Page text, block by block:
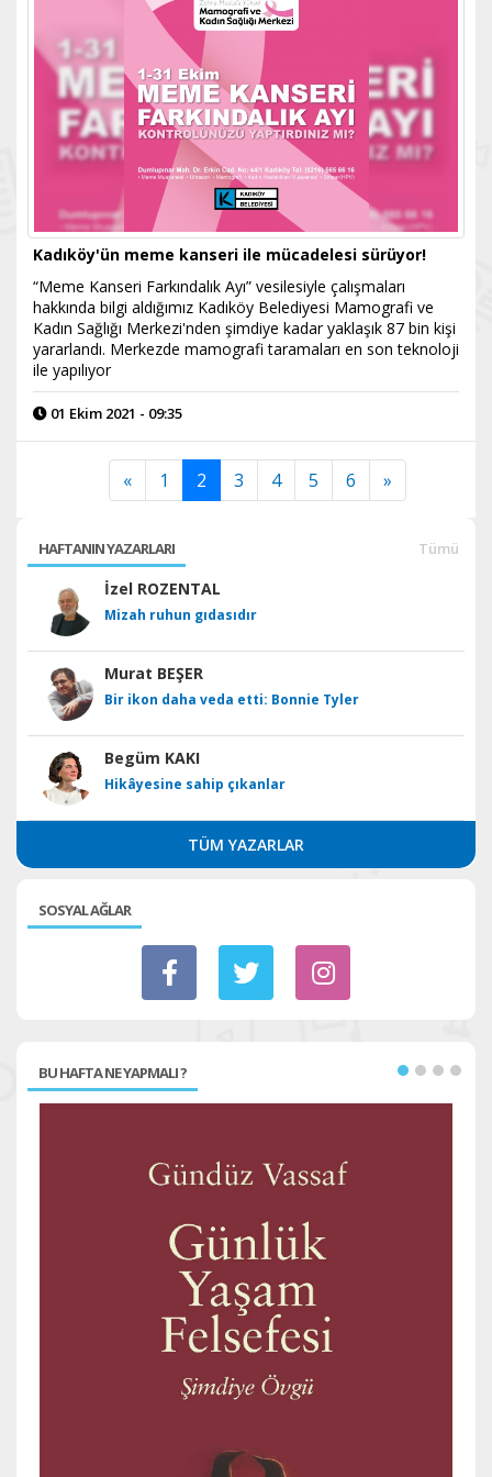
Kadıköy'ün meme kanseri ile mücadelesi sürüyor!
“Meme Kanseri Farkındalık Ayı” vesilesiyle çalışmaları
hakkında bilgi aldığımız Kadıköy Belediyesi Mamografi ve
Kadın Sağlığı Merkezi'nden şimdiye kadar yaklaşık 87 bin kişi
yararlandı. Merkezde mamografi taramaları en son teknoloji
ile yapılıyor
01 Ekim 2021 - 09:35
« 1 2 3 4 5 6 »
HAFTANIN YAZARLARI Tümü
İzel ROZENTAL
Mizah ruhun gıdasıdır
Murat BEŞER
Bir ikon daha veda etti: Bonnie Tyler
Begüm KAKI
Hikâyesine sahip çıkanlar
TÜM YAZARLAR
SOSYAL AĞLAR
BU HAFTA NE YAPMALI ?